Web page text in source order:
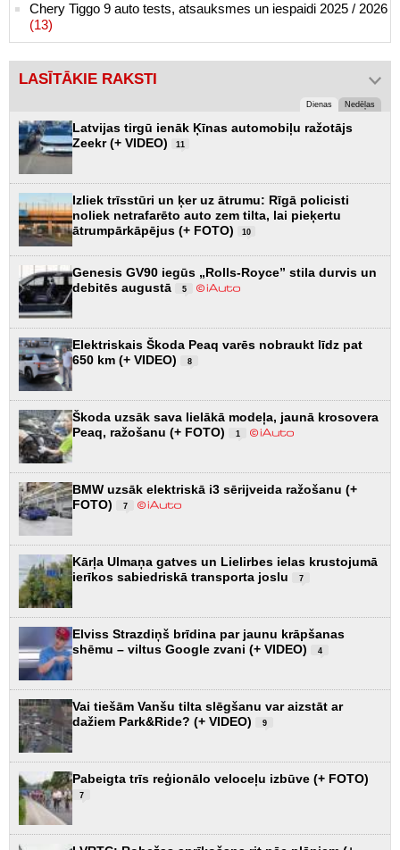
Chery Tiggo 9 auto tests, atsauksmes un iespaidi 2025 / 2026
(13)
LASĪTĀKIE RAKSTI
Dienas Nedēļas
Latvijas tirgū ienāk Ķīnas automobiļu ražotājs
Zeekr (+ VIDEO)
11
Izliek trīsstūri un ķer uz ātrumu: Rīgā policisti
noliek netrafarēto auto zem tilta, lai pieķertu
ātrumpārkāpējus (+ FOTO)
10
Genesis GV90 iegūs „Rolls-Royce” stila durvis un
debitēs augustā
5
Elektriskais Škoda Peaq varēs nobraukt līdz pat
650 km (+ VIDEO)
8
Škoda uzsāk sava lielākā modeļa, jaunā krosovera
Peaq, ražošanu (+ FOTO)
1
BMW uzsāk elektriskā i3 sērijveida ražošanu (+
FOTO)
7
Kārļa Ulmaņa gatves un Lielirbes ielas krustojumā
ierīkos sabiedriskā transporta joslu
7
Elviss Strazdiņš brīdina par jaunu krāpšanas
shēmu – viltus Google zvani (+ VIDEO)
4
Vai tiešām Vanšu tilta slēgšanu var aizstāt ar
dažiem Park&Ride? (+ VIDEO)
9
Pabeigta trīs reģionālo veloceļu izbūve (+ FOTO)
7